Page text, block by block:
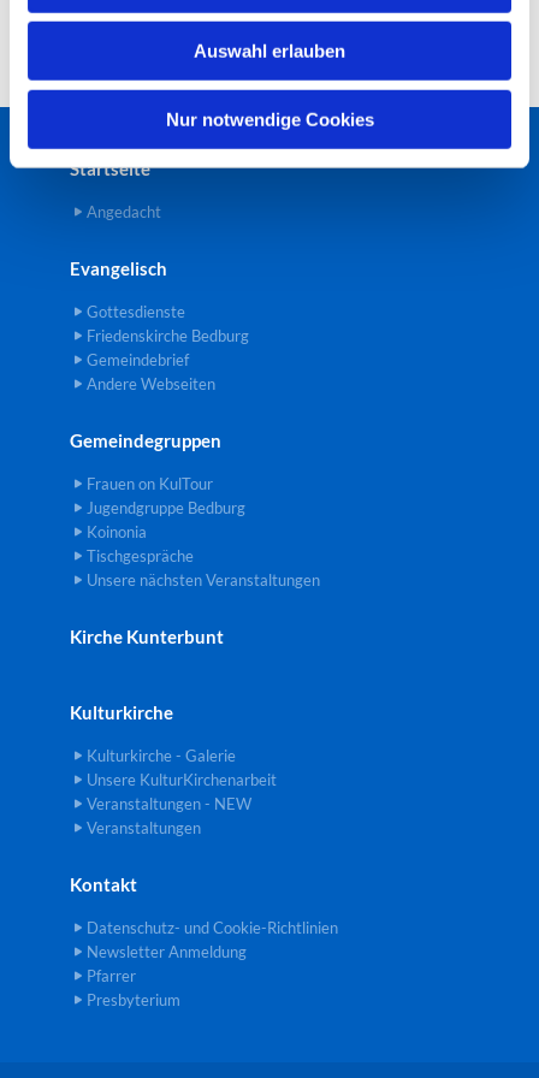
l
Auswahl erlauben
Nur notwendige Cookies
Startseite
Angedacht
Evangelisch
Gottesdienste
Friedenskirche Bedburg
Gemeindebrief
Andere Webseiten
Gemeindegruppen
Frauen on KulTour
Jugendgruppe Bedburg
Koinonia
Tischgespräche
Unsere nächsten Veranstaltungen
Kirche Kunterbunt
Kulturkirche
Kulturkirche - Galerie
Unsere KulturKirchenarbeit
Veranstaltungen - NEW
Veranstaltungen
Kontakt
Datenschutz- und Cookie-Richtlinien
Newsletter Anmeldung
Pfarrer
Presbyterium